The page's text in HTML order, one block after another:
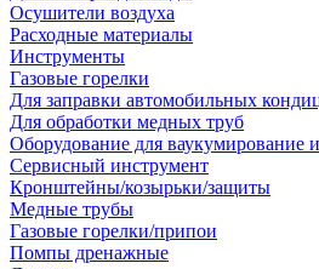
Осушители воздуха
Расходные материалы
Инструменты
Газовые горелки
Для заправки автомобильных
Для обработки медных труб
Оборудование для ваукумирование
Сервисный инструмент
Кронштейны/козырьки/защиты
Медные трубы
Газовые горелки/припои
Помпы дренажные